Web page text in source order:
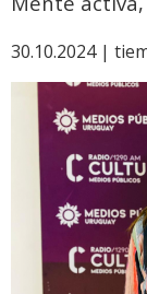
30.10.2024 |